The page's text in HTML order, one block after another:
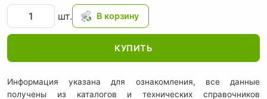
шт.
КУПИТЬ
Информация указана для ознакомления, все данные
получены из каталогов и технических справочников